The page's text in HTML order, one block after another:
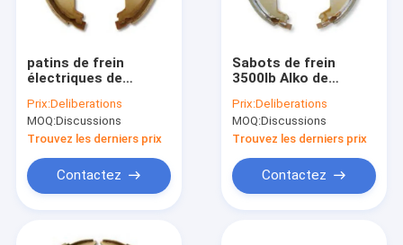
patins de frein
électriques de
10 x 2,25 Dexter
sabots de frein de 10
pouces
Prix:Deliberations
MOQ:Discussions
Trouvez les derniers prix
Contactez
Sabots de frein
3500lb Alko de
10x2.25 d'OEM
sabots de frein de 10
pouces
Prix:Deliberations
MOQ:Discussions
Trouvez les derniers prix
Contactez